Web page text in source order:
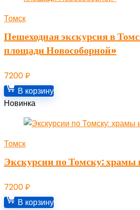
Томск
Пешеходная экскурсия в
площади Новособорной»
7200₽
В корзину
Новинка
Томск
Экскурсии по Томску:
7200₽
В корзину